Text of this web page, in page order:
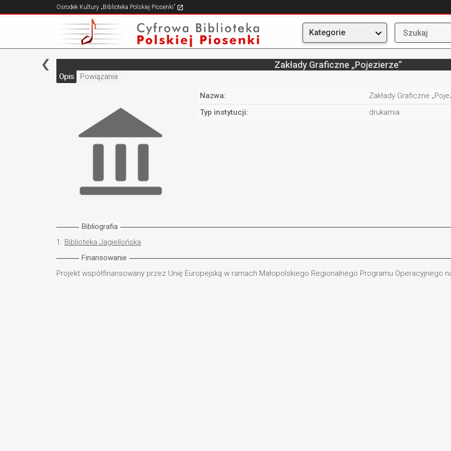
Ośrodek Kultury „Biblioteka Polskiej Piosenki”
Kategorie
Zakłady Graficzne „Pojezierze”
Opis Powiązania
Nazwa:
Zakłady Graficzne
Typ instytucji:
drukarnia
Bibliografia
1. Biblioteka Jagiellońska
Finansowanie
Projekt współfinansowany przez Unię Europejską w ramach Małopolskiego Regionalnego Programu Operacyjnego